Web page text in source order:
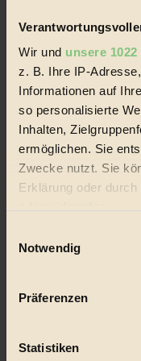
Wir und unsere
z. B. Ihre IP-
Informationen auf
so personalisierte
Inhalten,
ermöglichen. Sie
Zwecke nutzt. Sie
Erklärung oder
Wenn Sie es
Ihr Gerät
Erfahren Sie mehr
Notwendig
Präferenzen
Statistiken